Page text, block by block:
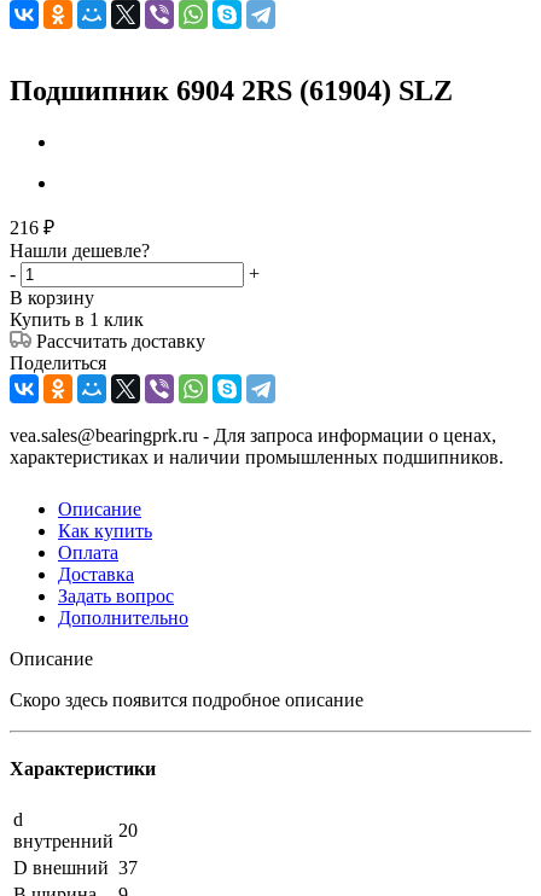
Подшипник 6904 2RS (61904) SLZ
216 ₽
Нашли дешевле?
-
+
В корзину
Купить в 1 клик
Рассчитать доставку
Поделиться
vea.sales@bearingprk.ru - Для запроса информации о ценах,
характеристиках и наличии промышленных подшипников.
Описание
Как купить
Оплата
Доставка
Задать вопрос
Дополнительно
Описание
Скоро здесь появится подробное описание
Характеристики
d
внутренний
20
D внешний 37